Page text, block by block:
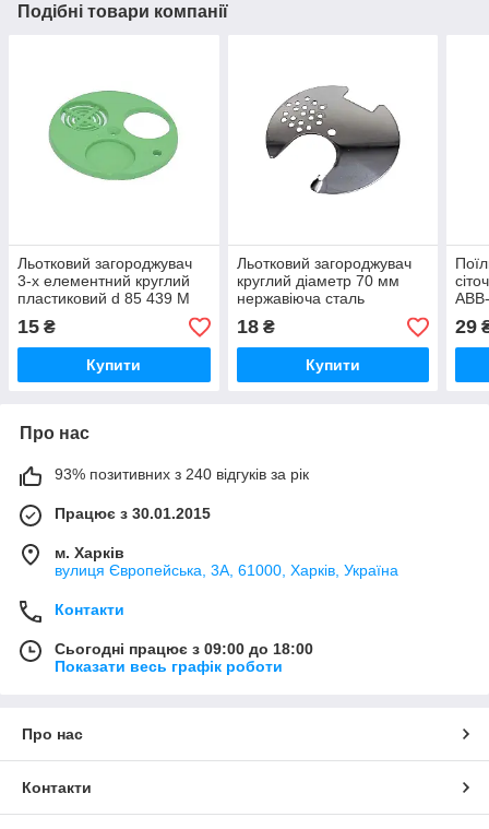
Подібні товари компанії
Льотковий загороджувач
3-х елементний круглий
пластиковий d 85 439 М
АВВ-100
15 ₴
Купити
Льотковий загороджувач
круглий діаметр 70 мм
нержавіюча сталь
АВВ-100
18₴
Купити
29
Про нас
93% позитивних з 240 відгуків за рік
Працює з 30.01.2015
м. Харків
вулиця Європейська, 3А, 61000, Харків, Україна
Контакти
Сьогодні працює з 09:00 до 18:00
Показати весь графік роботи
Про нас
Контакти